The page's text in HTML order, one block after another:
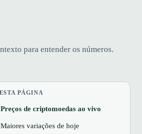
para entender os números.
PÁGINA
Preços de criptomoedas ao vivo
Maiores variações de hoje